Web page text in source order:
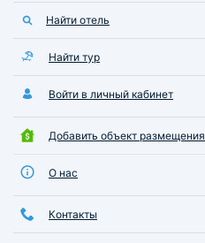
Найти отель
Найти тур
Войти в личный кабинет
Добавить объект размещения
О нас
Контакты